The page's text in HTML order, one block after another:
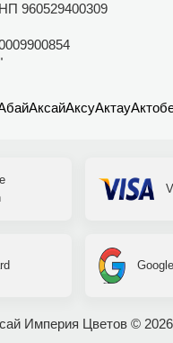
960529400309
АксайАксуАктау
Империя Цветов © 2026